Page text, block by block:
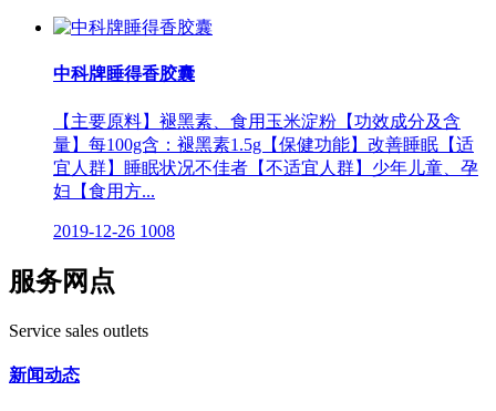
中科牌睡得香胶囊
【主要原料】褪黑素、食用玉米淀粉【功效成分及含
量】每100g含：褪黑素1.5g【保健功能】改善睡眠【适
宜人群】睡眠状况不佳者【不适宜人群】少年儿童、孕
妇【食用方...
2019-12-26 1008
服务网点
Service sales outlets
新闻动态